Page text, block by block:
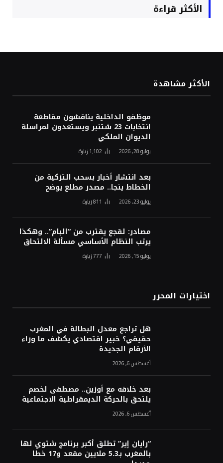
الأكثر قراءة
الأكثر مشاهدة
موظفو الداخلية يناقشون مقاطعة
انتخابات 23 شتنبر ويستعدون لمراسلة
الديوان الملكي
يوليو 28, 2026 1٬102 زيارة
بعد انتشار أخبار بسحب التزكية من
الخطاط ينجا.. مصدر مطلع يوضح
يوليو 23, 2026 811زيارة
مصادر: لقجع يقترب من “البام”.. وهكذا
يرتب النظام الأساسي مسألة الالتحاق
يوليو 15, 2026 777زيارة
اختيارات المحرر
هل تراجع معدل البطالة في المغرب
حقيقي؟ خبير اقتصادي يكشف ما وراء
الأرقام الجديدة
أغسطس 6, 2026
بعد خلافه مع أوزين.. مصطفى لخصم
يلتحق بالحركة الديمقراطية الاجتماعية
أغسطس 6, 2026
“رايان إير” تطلق أكبر برنامج شتوي لها
بالمغرب بـ5.3 ملايين مقعد و17 خطا